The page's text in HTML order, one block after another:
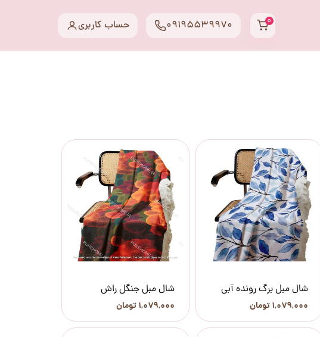
۰ حساب کاربری 09195539970
شال مبل برگ رونده آبی
۱,۰۷۹,۰۰۰ تومان
شال مبل جنگل راش
۱,۰۷۹,۰۰۰ تومان